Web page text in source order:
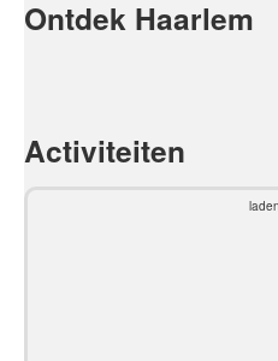
Ontdek Haarlem
Activiteiten